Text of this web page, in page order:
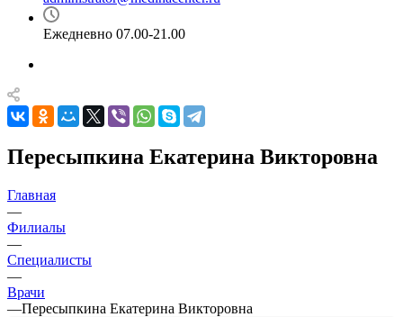
Ежедневно 07.00-21.00
Пересыпкина Екатерина Викторовна
Главная
—
Филиалы
—
Специалисты
—
Врачи
—Пересыпкина Екатерина Викторовна